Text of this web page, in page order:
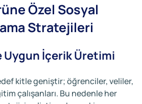
Özel Sosyal
Stratejileri
Uygun İçerik Üretimi
kitle geniştir; öğrenciler, veliler,
çalışanları. Bu nedenle her